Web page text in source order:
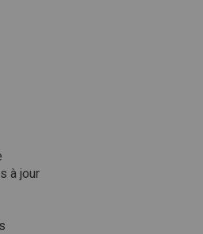
à jour